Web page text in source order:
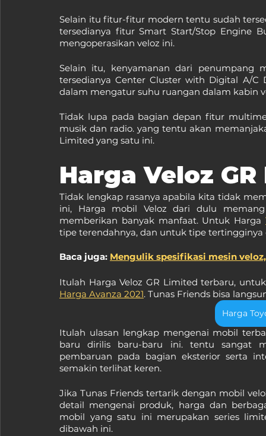
Selain itu fitur-fitur modern tentu sudah
tersedianya fitur Smart Start/Stop Engine
mengoperasikan veloz ini.
Selain itu, kenyamanan dari penumpang
tersedianya Center Cluster with Digital A/
dalam mengatur suhu ruangan dalam kabin
Tidak lupa pada bagian depan fitur
musik dan radio. yang tentu akan
Limited yang satu ini.
Harga Veloz
Tidak lengkap rasanya apabila kita tidak
ini, Harga mobil Veloz dari dulu
memberikan banyak manfaat. Untuk Harga
tipe terendahnya, dan untuk tipe tertingginya
Baca juga: Mengulik spesifikasi mesin
Harga Avanza 2021. Tunas Friends bisa
Harga
Itulah ulasan lengkap mengenai mobil
baru dirilis baru-baru ini. tentu sangat
pembaruan pada bagian eksterior serta
semakin terlihat keren.
Jika Tunas Friends tertarik dengan mobil
detail mengenai produk, harga dan
mobil yang satu ini merupakan series
dibawah ini.